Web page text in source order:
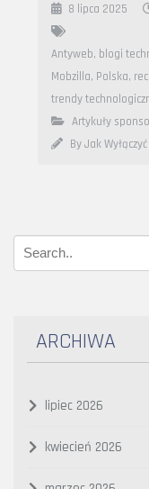
8 lipca 2025
Antyweb, blogi
Mobzilla, Polska,
trendy
Artykuły
By Jak
ARCHIWA
lipiec 2026
kwiecień 2026